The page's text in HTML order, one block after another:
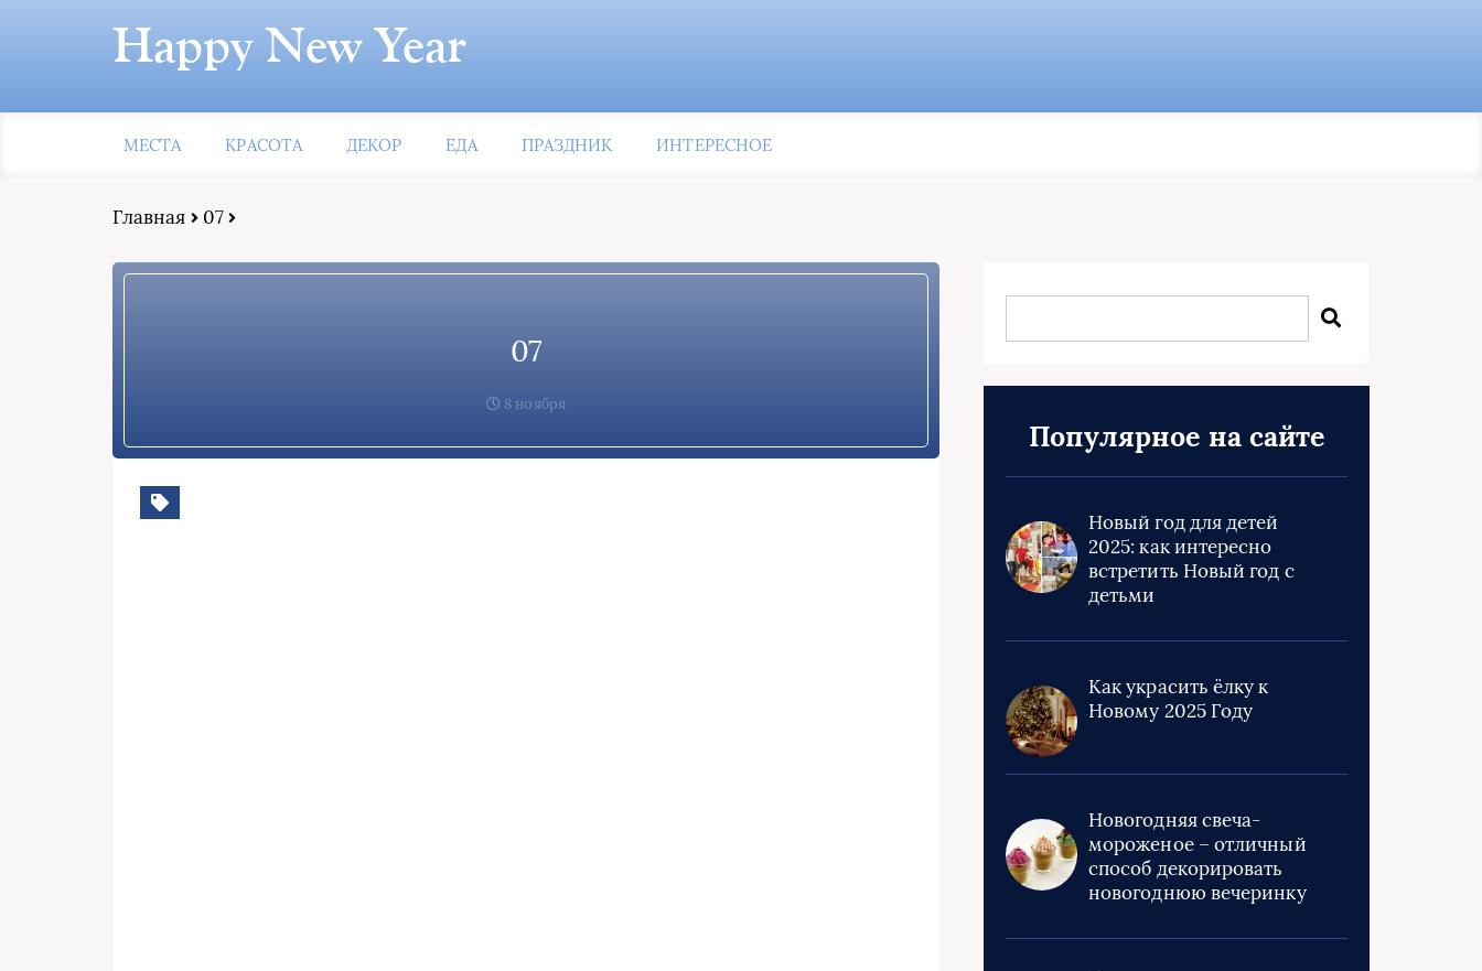
Happy New Year
МЕСТА КРАСОТА ДЕКОР ЕДА ПРАЗДНИК ИНТЕРЕСНОЕ
Главная 07
07
8 ноября
Популярное на сайте
Новый год для детей
2025: как интересно
встретить Новый год с
детьми
Как украсить ёлку к
Новому 2025 Году
Новогодняя свеча-
мороженое – отличный
способ декорировать
новогоднюю вечеринку